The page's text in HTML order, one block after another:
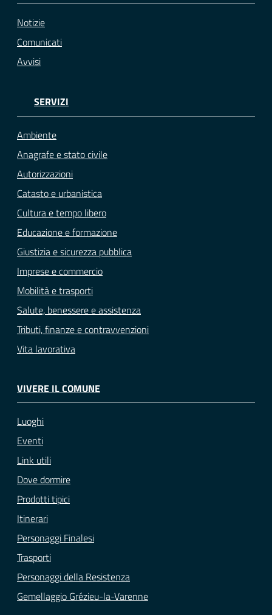
Notizie
Comunicati
Avvisi
SERVIZI
Ambiente
Anagrafe e stato civile
Autorizzazioni
Catasto e urbanistica
Cultura e tempo libero
Educazione e formazione
Giustizia e sicurezza pubblica
Imprese e commercio
Mobilità e trasporti
Salute, benessere e assistenza
Tributi, finanze e contravvenzioni
Vita lavorativa
VIVERE IL COMUNE
Luoghi
Eventi
Link utili
Dove dormire
Prodotti tipici
Itinerari
Personaggi Finalesi
Trasporti
Personaggi della Resistenza
Gemellaggio Grézieu-la-Varenne